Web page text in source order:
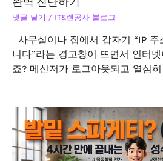
댓글 달기 / IT&랜공사 블로그
사무실이나 집에서 갑자기 “IP
니다”라는 경고창이 뜨면서 인터
죠? 메신저가 로그아웃되고 열심